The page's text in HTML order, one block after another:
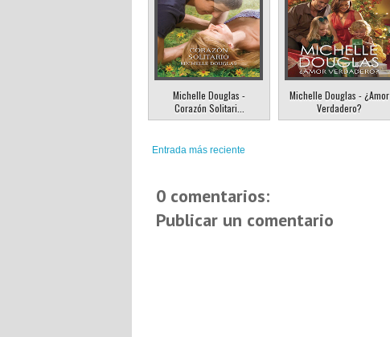
Michelle Douglas -
Corazón Solitari...
Michelle Douglas - ¿Amor
Verdadero?
Entrada más reciente
0 comentarios:
Publicar un comentario